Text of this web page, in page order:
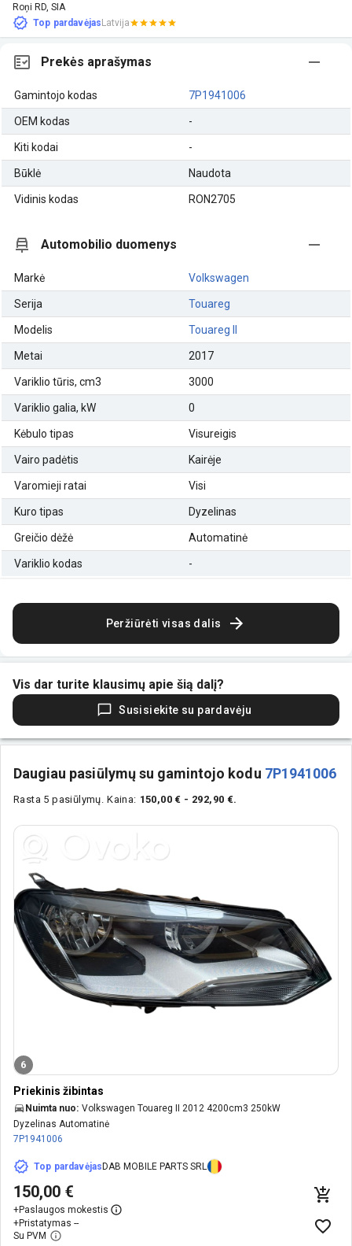
Roņi RD, SIA
Top pardavėjasLatvija
Prekės aprašymas
Gamintojo kodas 7P1941006
OEM kodas -
Kiti kodai -
Būklė Naudota
Vidinis kodas RON2705
Automobilio duomenys
Markė Volkswagen
Serija Touareg
Modelis Touareg II
Metai 2017
Variklio tūris, cm3 3000
Variklio galia, kW 0
Kėbulo tipas Visureigis
Vairo padėtis Kairėje
Varomieji ratai Visi
Kuro tipas Dyzelinas
Greičio dėžė Automatinė
Variklio kodas -
Peržiūrėti visas dalis
Vis dar turite klausimų apie šią dalį?
Susisiekite su pardavėju
Daugiau pasiūlymų su gamintojo kodu 7P1941006
Rasta 5 pasiūlymų. Kaina: 150,00 € - 292,90 €.
6
Priekinis žibintas
Nuimta nuo: Volkswagen Touareg II 2012 4200cm3 250kW
Dyzelinas Automatinė
7P1941006
Top pardavėjasDAB MOBILE PARTS SRL
150,00 €
+Paslaugos mokestis
+Pristatymas --
Su PVM